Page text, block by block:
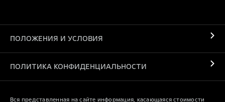
ПОЛОЖЕНИЯ И УСЛОВИЯ
ПОЛИТИКА КОНФИДЕНЦИАЛЬНОСТИ
Вся представленная на сайте информация, касающаяся стоимости